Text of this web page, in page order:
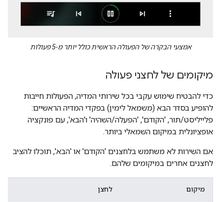
אמצעי הבקרה של הפעולה הראשית כולל יותר מ-5 פעולות
מיקומים של לחצני פעולה
כדי להבטיח שימוש עקבי בכל שירותי המדיה, הפעולות חייבות
להופיע בסדר הבא (משמאל לימין) בפקדי המדיה הראשיים:
פלייליסט/תור, 'הקודם', 'הפעלה/השהיה' ו'הבא', עם פונקציה
אופציונלית במיקום השמאלי ביותר.
אם השירות לא משתמש בלחצנים 'הקודם' או 'הבא', תוכלו להציב
לחצנים אחרים במיקומים שלהם.
מיקום לחצן